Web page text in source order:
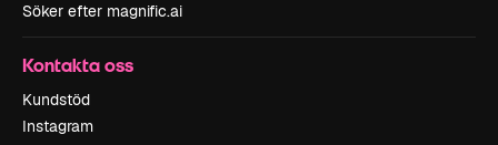
Söker efter magnific.ai
Kontakta oss
Kundstöd
Instagram